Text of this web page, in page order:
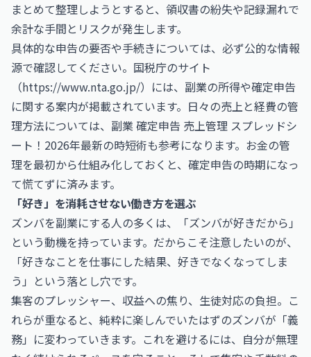
まとめて整理しようとすると、領収書の紛失や記録漏れで
余計な手間とリスクが発生します。
具体的な申告の要否や手続きについては、必ず公的な情報
源で確認してください。国税庁のサイト
（https://www.nta.go.jp/）には、副業の所得や確定申告
に関する案内が掲載されています。日々の売上と経費の管
理方法については、 副業 確定申告 売上管理 スプレッドシ
ート！2026年最新の時短術も参考になります。お金の管
理を最初から仕組み化しておくと、確定申告の時期になっ
て慌てずに済みます。
「好き」を消耗させない働き方を選ぶ
ズンバを副業にする人の多くは、「ズンバが好きだから」
という動機を持っています。だからこそ注意したいのが、
「好きなことを仕事にした結果、好きでなくなってしま
う」という落とし穴です。
集客のプレッシャー、収益への焦り、生徒対応の負担。こ
れらが重なると、純粋に楽しんでいたはずのズンバが「義
務」に変わっていきます。これを避けるには、自分が無理